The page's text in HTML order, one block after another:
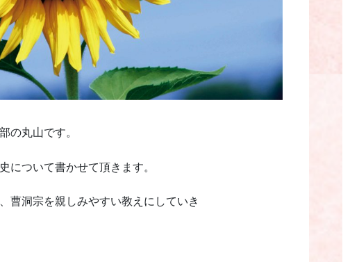
丸山です。
について書かせて頂きます。
曹洞宗を親しみやすい教えにしていき